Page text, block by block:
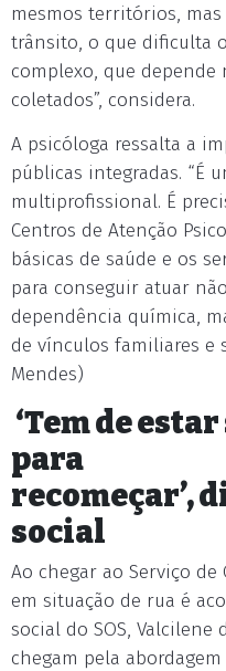
mesmos territórios,
trânsito, o que dificulta
complexo, que
coletados”, considera.
A psicóloga ressalta a
públicas integradas. “É
multiprofissional. É
Centros de Atenção
básicas de saúde e os
para conseguir atuar
dependência química,
de vínculos familiares e
Mendes)
‘Tem de
para
recomeçar’,
social
Ao chegar ao Serviço de
em situação de rua é
social do SOS, Valcilene
chegam pela